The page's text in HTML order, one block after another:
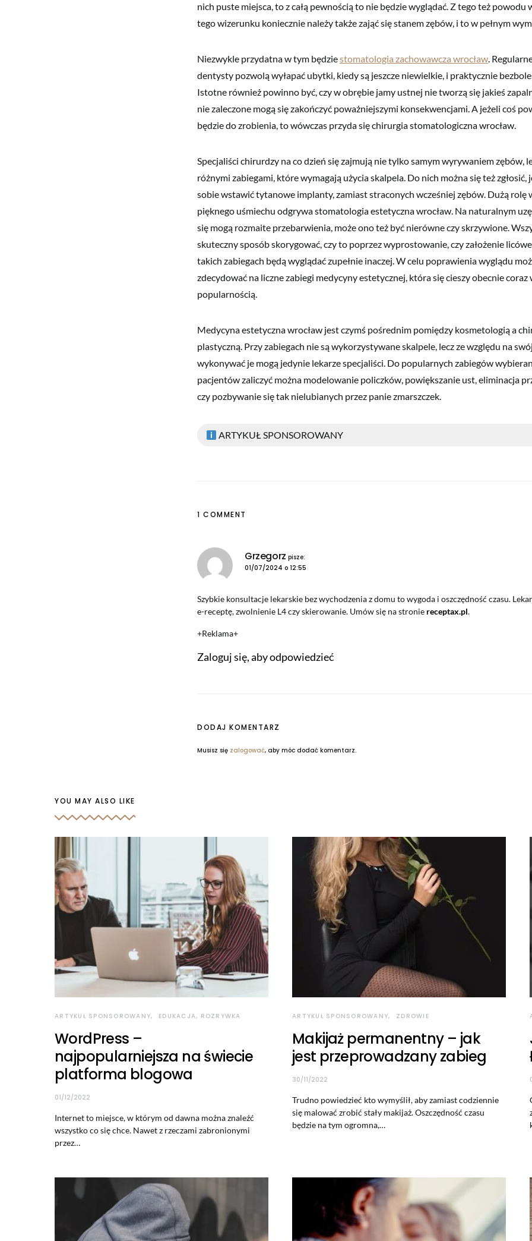
nich puste miejsca, to z całą pewnością to nie będzie wyglądać. Z tego też powodu
tego wizerunku koniecznie należy także zająć się stanem zębów, i to w pełnym
Niezwykle przydatna w tym będziestomatologia zachowawcza wrocław.
dentysty pozwolą wyłapać ubytki, kiedy są jeszcze niewielkie, i praktycznie
Istotne również powinno być, czy w obrębie jamy ustnej nie tworzą się jakieś
nie zaleczone mogą się zakończyć poważniejszymi konsekwencjami. A jeżeli coś
będzie do zrobienia, to wówczas przyda się chirurgia stomatologiczna wrocław.
Specjaliści chirurdzy na co dzień się zajmują nie tylko samym wyrywaniem zębów,
różnymi zabiegami, które wymagają użycia skalpela. Do nich można się też zgłosić,
sobie wstawić tytanowe implanty, zamiast straconych wcześniej zębów. Dużą rolę
pięknego uśmiechu odgrywa stomatologia estetyczna wrocław. Na naturalnym
się mogą rozmaite przebarwienia, może ono też być nierówne czy skrzywione.
skuteczny sposób skorygować, czy to poprzez wyprostowanie, czy założenie
takich zabiegach będą wyglądać zupełnie inaczej. W celu poprawienia wyglądu
zdecydować na liczne zabiegi medycyny estetycznej, która się cieszy obecnie coraz
popularnością.
Medycyna estetyczna wrocław jest czymś pośrednim pomiędzy kosmetologią a
plastyczną. Przy zabiegach nie są wykorzystywane skalpele, lecz ze względu na
wykonywać je mogą jedynie lekarze specjaliści. Do popularnych zabiegów
pacjentów zaliczyć można modelowanie policzków, powiększanie ust, eliminacja
czy pozbywanie się tak nielubianych przez panie zmarszczek.
ARTYKUŁ SPONSOROWANY
1 COMMENT
Grzegorz pisze:
01/07/2024 o 12:55
Szybkie konsultacje lekarskie bez wychodzenia z domu to wygoda i oszczędność czasu.
e-receptę, zwolnienie L4 czy skierowanie. Umów się na stronie receptax.pl.
+Reklama+
Zaloguj się, aby odpowiedzieć
DODAJ KOMENTARZ
Musisz się zalogować, aby móc dodać komentarz.
YOU MAY ALSO LIKE
ARTYKUŁ SPONSOROWANY EDUKACJA, ROZRYWKA
WordPress –
najpopularniejsza na świecie
platforma blogowa
01/12/2022
Internet to miejsce, w którym od dawna można znaleźć
wszystko co się chce. Nawet z rzeczami zabronionymi
przez…
ARTYKUŁ SPONSOROWANY ZDROWIE
Makijaż permanentny – jak
jest przeprowadzany zabieg
30/11/2022
Trudno powiedzieć kto wymyślił, aby zamiast codziennie
się malować zrobić stały makijaż. Oszczędność czasu
będzie na tym ogromna,…